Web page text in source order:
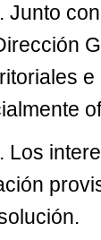
Junto
Los